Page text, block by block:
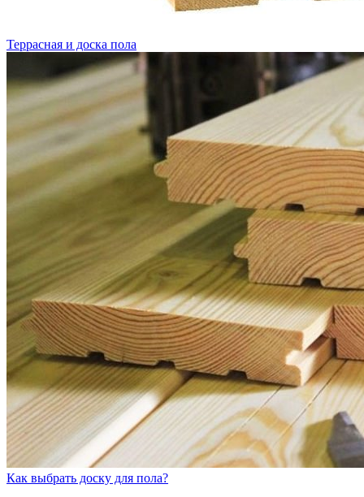
Террасная и доска пола
Как выбрать доску для пола?